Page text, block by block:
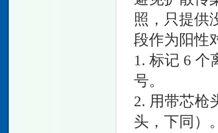
照，只提供
段作为阳性
1. 标记 6 个
号。
2. 用带芯枪
头，下同）